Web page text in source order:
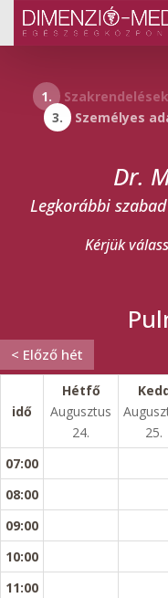
1. Szakrendelések
3.
Személyes
Dr.
Legkorábbi
Kérjük
< Előző hét
idő
Hétfő
Augusztus
24.
25.
07:00
08:00
09:00
10:00
11:00